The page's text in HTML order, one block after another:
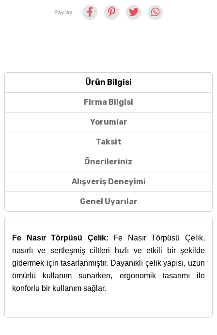
Paylaş :
Ürün Bilgisi
Firma Bilgisi
Yorumlar
Taksit
Önerileriniz
Alışveriş Deneyimi
Genel Uyarılar
Fe Nasır Törpüsü Çelik: Fe Nasır Törpüsü Çelik,
nasırlı ve sertleşmiş ciltleri hızlı ve etkili bir şekilde
gidermek için tasarlanmıştır. Dayanıklı çelik yapısı, uzun
ömürlü kullanım sunarken, ergonomik tasarımı ile
konforlu bir kullanım sağlar.
İçerik bulunamadı.